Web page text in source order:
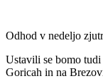
Odhod v nedeljo
Ustavili se bomo
Goricah in na